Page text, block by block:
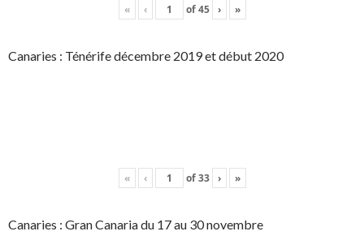
« ‹ of45 › »
Canaries : Ténérife décembre 2019 et début 2020
« ‹ of33 › »
Canaries : Gran Canaria du 17 au 30 novembre